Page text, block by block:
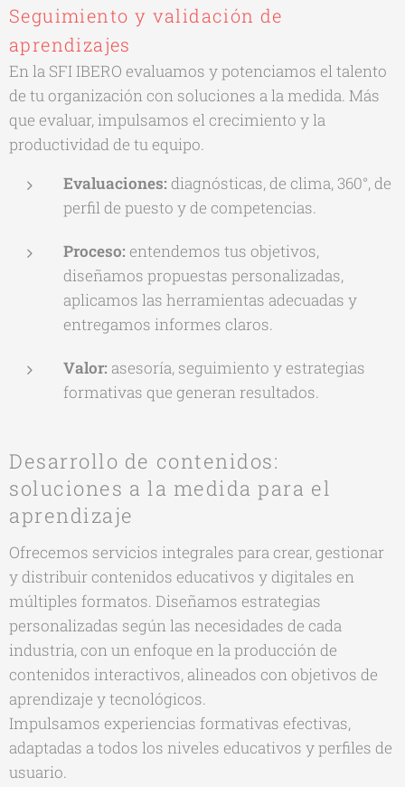
Seguimiento y validación de
aprendizajes
En la SFI IBERO evaluamos y potenciamos el talento
de tu organización con soluciones a la medida. Más
que evaluar, impulsamos el crecimiento y la
productividad de tu equipo.
Evaluaciones: diagnósticas, de clima, 360°, de
perfil de puesto y de competencias.
Proceso: entendemos tus objetivos,
diseñamos propuestas personalizadas,
aplicamos las herramientas adecuadas y
entregamos informes claros.
Valor: asesoría, seguimiento y estrategias
formativas que generan resultados.
Desarrollo de contenidos:
soluciones a la medida para el
aprendizaje
Ofrecemos servicios integrales para crear, gestionar
y distribuir contenidos educativos y digitales en
múltiples formatos. Diseñamos estrategias
personalizadas según las necesidades de cada
industria, con un enfoque en la producción de
contenidos interactivos, alineados con objetivos de
aprendizaje y tecnológicos.
Impulsamos experiencias formativas efectivas,
adaptadas a todos los niveles educativos y perfiles de
usuario.